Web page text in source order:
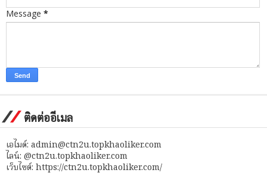
Message *
ติดต่ออีเมล
เอไมด์: admin@ctn2u.topkhaoliker.com
ไลน์: @ctn2u.topkhaoliker.com
เว็บไซต์: https://ctn2u.topkhaoliker.com/